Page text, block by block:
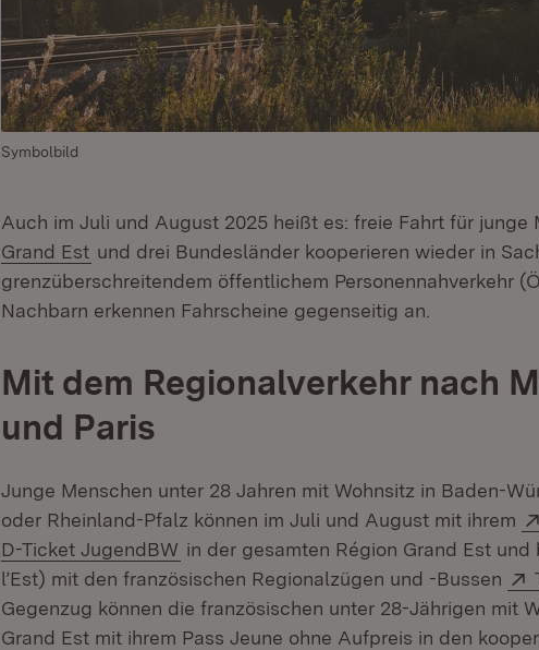
Symbolbild
Auch im Juli und August 2025 heißt es: freie Fahrt für junge
Grand Est (Öffnet in neuem Fenster)
und drei Bundesländer kooperieren wieder in
grenzüberschreitendem öffentlichem Personennahverkehr
Nachbarn erkennen Fahrscheine gegenseitig an.
Mit dem Regionalverkehr nach
und Paris
Junge Menschen unter 28 Jahren mit Wohnsitz in Baden-
oder Rheinland-Pfalz können im Juli und August mit ihrem
D-Ticket JugendBW (Öffnet in neuem Fenster)
in der gesamten Région Grand Est und
l’Est) mit den französischen Regionalzügen und -Bussen
Gegenzug können die französischen unter 28-Jährigen mit
Grand Est mit ihrem Pass Jeune ohne Aufpreis in den